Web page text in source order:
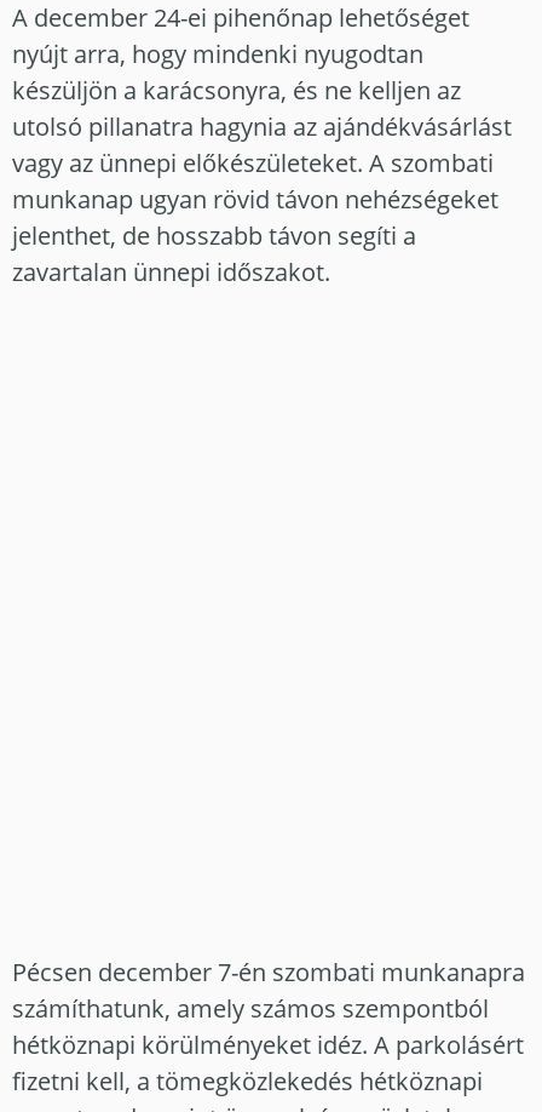
A december 24-ei pihenőnap lehetőséget
nyújt arra, hogy mindenki nyugodtan
készüljön a karácsonyra, és ne kelljen az
utolsó pillanatra hagynia az ajándékvásárlást
vagy az ünnepi előkészületeket. A szombati
munkanap ugyan rövid távon nehézségeket
jelenthet, de hosszabb távon segíti a
zavartalan ünnepi időszakot.
Pécsen december 7-én szombati munkanapra
számíthatunk, amely számos szempontból
hétköznapi körülményeket idéz. A parkolásért
fizetni kell, a tömegközlekedés hétköznapi